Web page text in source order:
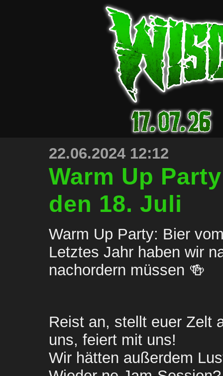
22.06.2024 12:12
Warm Up
den 18. Juli
Warm Up Party: Bier
Letztes Jahr haben wir
nachordern müssen 🍻
Reist an, stellt euer Zelt
uns, feiert mit uns!
Wir hätten außerdem